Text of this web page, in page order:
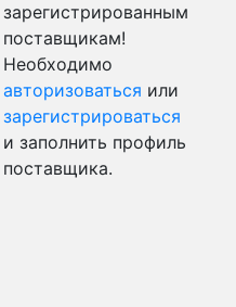
зарегистрированным
поставщикам!
Необходимо
авторизоваться или
зарегистрироваться
и заполнить профиль
поставщика.